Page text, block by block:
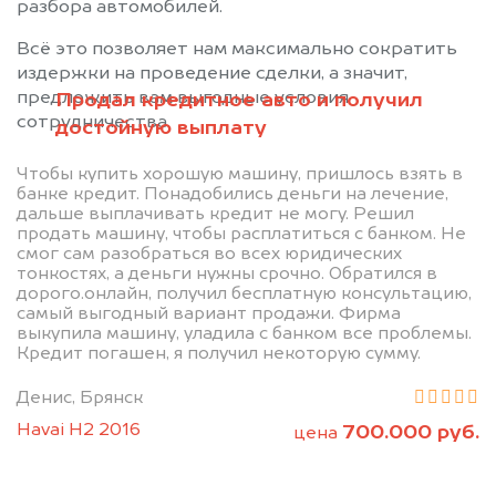
Продал кредитное авто и получил
достойную выплату
Чтобы купить хорошую машину, пришлось взять в
банке кредит. Понадобились деньги на лечение,
дальше выплачивать кредит не могу. Решил
продать машину, чтобы расплатиться с банком. Не
смог сам разобраться во всех юридических
тонкостях, а деньги нужны срочно. Обратился в
дорого.онлайн, получил бесплатную консультацию,
самый выгодный вариант продажи. Фирма
выкупила машину, уладила с банком все проблемы.
Кредит погашен, я получил некоторую сумму.
Денис, Брянск
Havai H2 2016
цена 700.000 руб.
разбора автомобилей.
Всё это позволяет нам максимально сократить
издержки на проведение сделки, а значит,
предложить вам выгодные условия
сотрудничества.
Позвоните нам: +7
(483) 232-00-41
рассчитаем стоимость вашего
автомобиля.